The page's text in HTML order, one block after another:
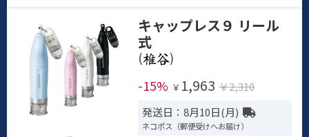
キャップレス９ リール
式
(
)
-15% ￥ 1,963 ￥2,310
発送日：8月10日(月)
ネコポス（郵便受けへお届け）